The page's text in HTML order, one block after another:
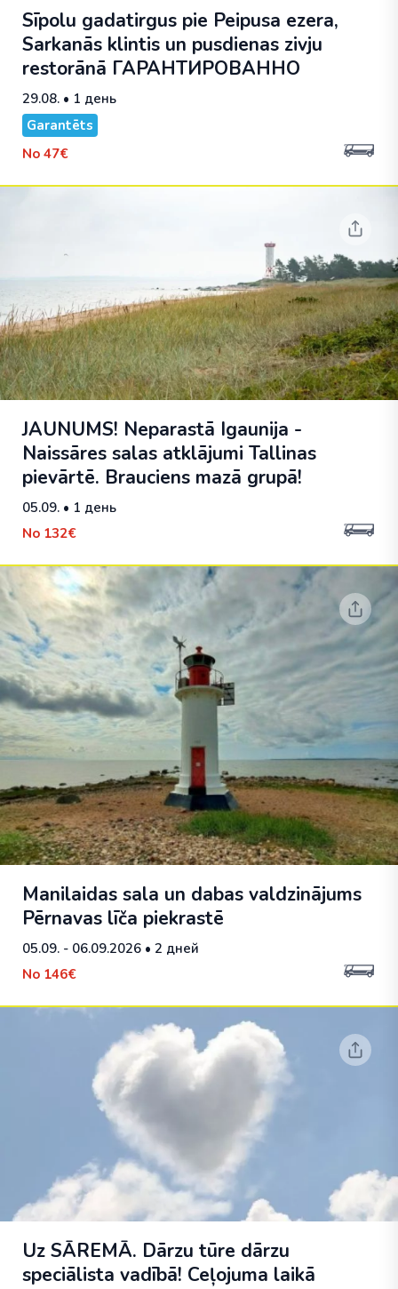
Sīpolu gadatirgus pie Peipusa ezera,
Sarkanās klintis un pusdienas zivju
restorānā ГАРАНТИРОВАННО
29.08. • 1 день
Garantēts
No 47€
JAUNUMS! Neparastā Igaunija -
Naissāres salas atklājumi Tallinas
pievārtē. Brauciens mazā grupā!
05.09. • 1 день
No 132€
Manilaidas sala un dabas valdzinājums
Pērnavas līča piekrastē
05.09. - 06.09.2026 • 2 дней
No 146€
Uz SĀREMĀ. Dārzu tūre dārzu
speciālista vadībā! Ceļojuma laikā